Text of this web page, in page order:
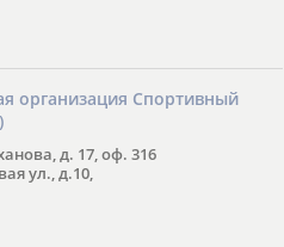
организация Спортивный
д. 17, оф. 316
ул., д.10,